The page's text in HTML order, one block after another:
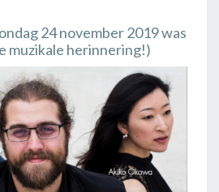
24 november 2019 was
muzikale herinnering!)